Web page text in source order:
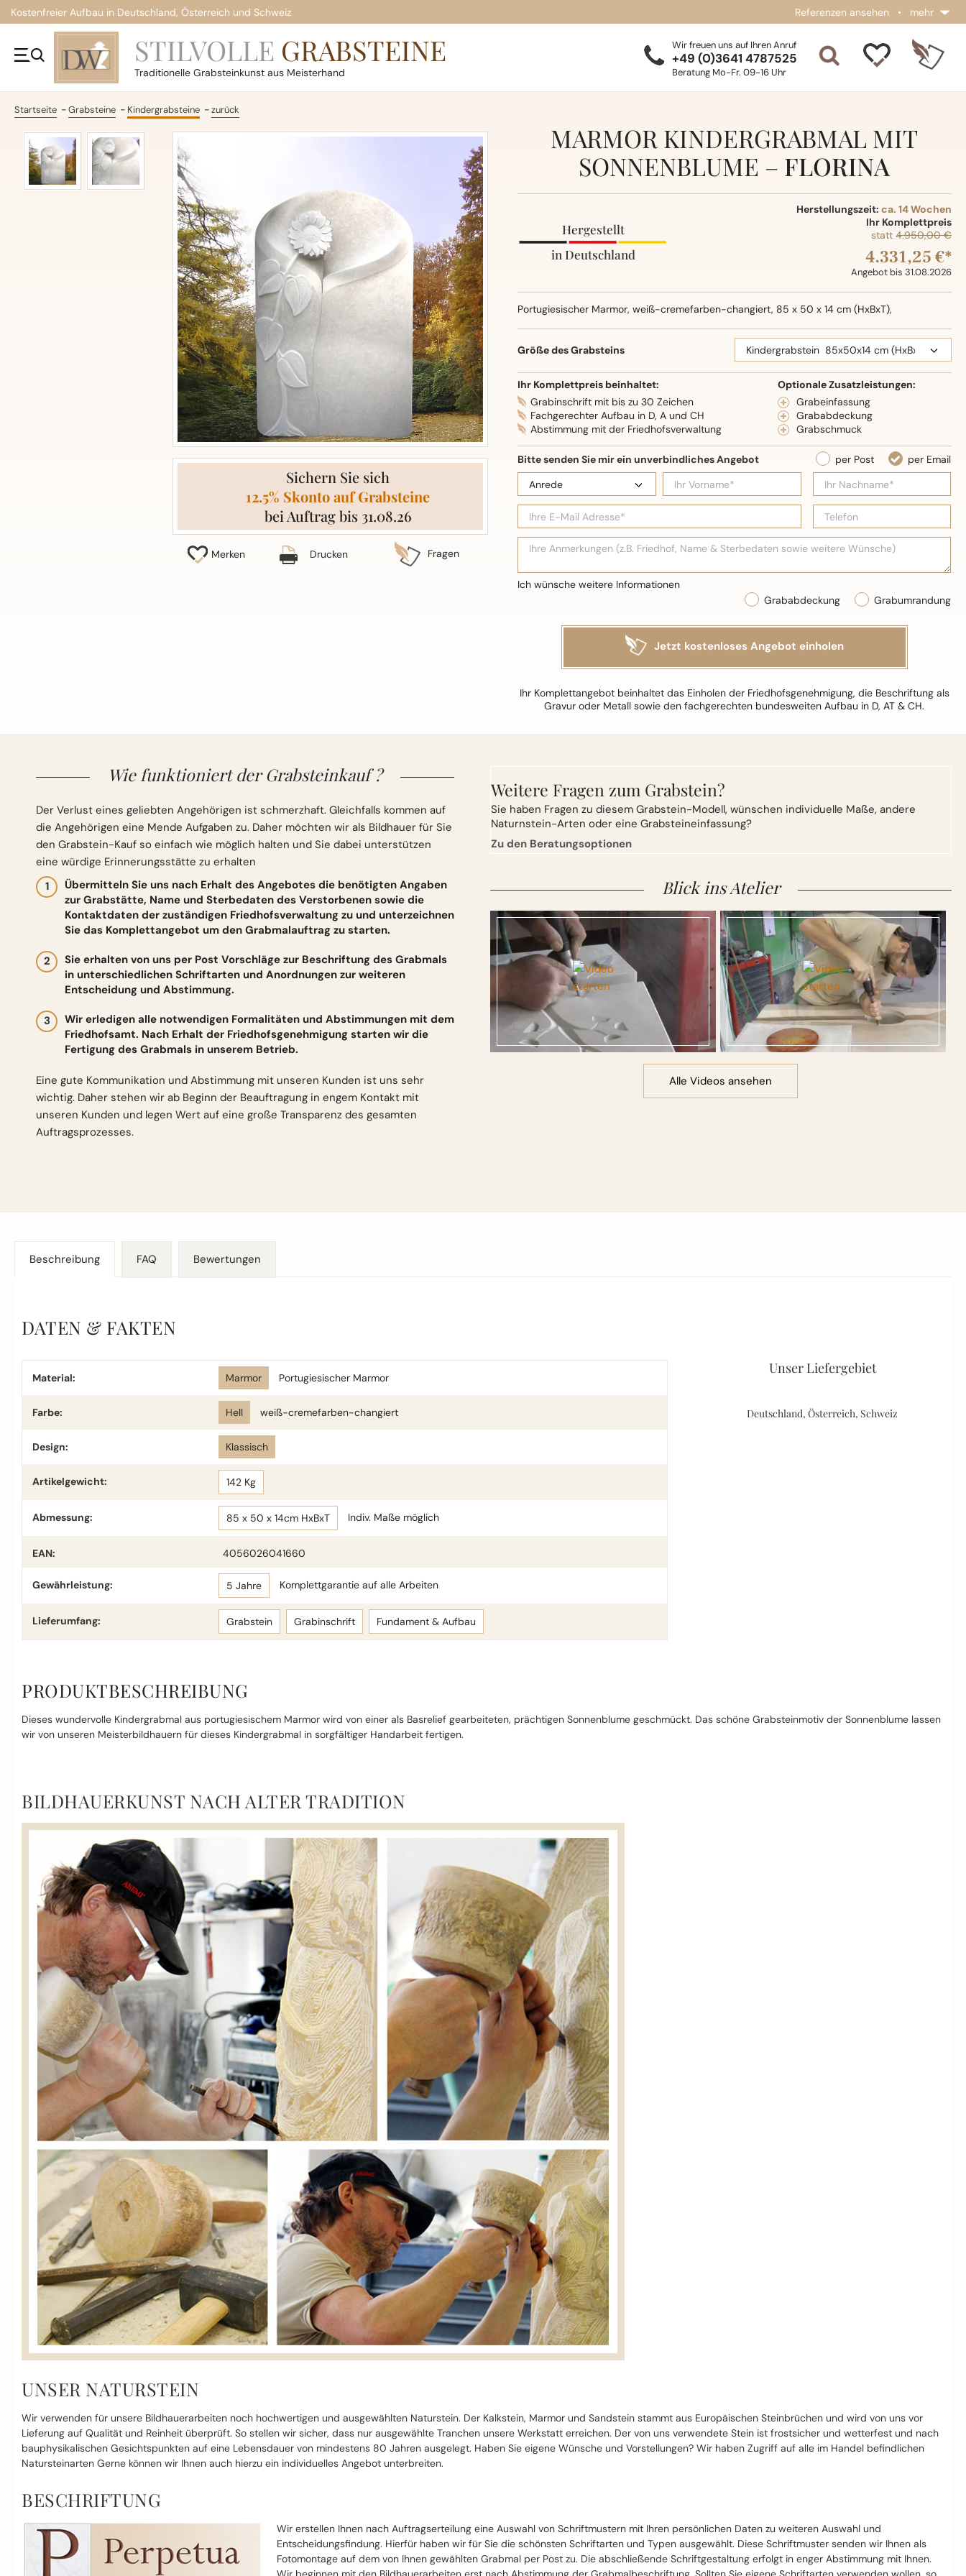
Kostenfreier Aufbau in Deutschland, Österreich und Schweiz Referenzen ansehen • mehr
STILVOLLE GRABSTEINE
Traditionelle Grabsteinkunst aus Meisterhand
Wir freuen uns auf Ihren Anruf
+49 (0)3641 4787525
Beratung Mo-Fr. 09-16 Uhr
Startseite Grabsteine Kindergrabsteine zurück
Sichern Sie sich
12.5% Skonto auf Grabsteine
bei Auftrag bis 31.08.26
Merken Drucken Fragen
MARMOR KINDERGRABMAL MIT
SONNENBLUME – FLORINA
Hergestellt
in Deutschland
Herstellungszeit: ca. 14 Wochen
Ihr Komplettpreis
statt 4.950,00 €
4.331,25 €*
Angebot bis 31.08.2026
Portugiesischer Marmor, weiß-cremefarben-changiert, 85 x 50 x 14 cm (HxBxT),
Oberflächenbearbeitung: Seidenglanz
Größe des Grabsteins
Ihr Komplettpreis beinhaltet:
Grabinschrift mit bis zu 30 Zeichen
Fachgerechter Aufbau in D, A und CH
Abstimmung mit der Friedhofsverwaltung
Optionale Zusatzleistungen:
Grabeinfassung
Grababdeckung
Grabschmuck
Grabumrandung
Grababdeckung
Ihr Komplettangebot beinhaltet das Einholen der Friedhofsgenehmigung, die Beschriftung als
Gravur oder Metall sowie den fachgerechten bundesweiten Aufbau in D, AT & CH.
Wie funktioniert der Grabsteinkauf ?
Der Verlust eines geliebten Angehörigen ist schmerzhaft. Gleichfalls kommen auf
die Angehörigen eine Mende Aufgaben zu. Daher möchten wir als Bildhauer für Sie
den Grabstein-Kauf so einfach wie möglich halten und Sie dabei unterstützen
eine würdige Erinnerungsstätte zu erhalten
Übermitteln Sie uns nach Erhalt des Angebotes die benötigten Angaben
zur Grabstätte, Name und Sterbedaten des Verstorbenen sowie die
Kontaktdaten der zuständigen Friedhofsverwaltung zu und unterzeichnen
Sie das Komplettangebot um den Grabmalauftrag zu starten.
Sie erhalten von uns per Post Vorschläge zur Beschriftung des Grabmals
in unterschiedlichen Schriftarten und Anordnungen zur weiteren
Entscheidung und Abstimmung.
Wir erledigen alle notwendigen Formalitäten und Abstimmungen mit dem
Friedhofsamt. Nach Erhalt der Friedhofsgenehmigung starten wir die
Fertigung des Grabmals in unserem Betrieb.
Eine gute Kommunikation und Abstimmung mit unseren Kunden ist uns sehr
wichtig. Daher stehen wir ab Beginn der Beauftragung in engem Kontakt mit
unseren Kunden und legen Wert auf eine große Transparenz des gesamten
Auftragsprozesses.
Weitere Fragen zum Grabstein?
Sie haben Fragen zu diesem Grabstein-Modell, wünschen individuelle Maße, andere
Naturnstein-Arten oder eine Grabsteineinfassung?
Zu den Beratungsoptionen
Blick ins Atelier
Alle Videos ansehen
Beschreibung
DATEN & FAKTEN
Material: Marmor Portugiesischer Marmor
Farbe: Hell weiß-cremefarben-changiert
Design: Klassisch
Artikelgewicht: 142 Kg
Abmessung: 85 x 50 x 14cm HxBxT Indiv. Maße möglich
EAN: 4056026041660
Gewährleistung: 5 Jahre Komplettgarantie auf alle Arbeiten
Lieferumfang: Grabstein Grabinschrift Fundament & Aufbau
Unser Liefergebiet
Deutschland, Österreich, Schweiz
PRODUKTBESCHREIBUNG
Dieses wundervolle Kindergrabmal aus portugiesischem Marmor wird von einer als Basrelief gearbeiteten, prächtigen Sonnenblume geschmückt. Das schöne Grabsteinmotiv der Sonnenblume lassen
wir von unseren Meisterbildhauern für dieses Kindergrabmal in sorgfältiger Handarbeit fertigen.
BILDHAUERKUNST NACH ALTER TRADITION
UNSER NATURSTEIN
Wir verwenden für unsere Bildhauerarbeiten noch hochwertigen und ausgewählten Naturstein. Der Kalkstein, Marmor und Sandstein stammt aus Europäischen Steinbrüchen und wird von uns vor
Lieferung auf Qualität und Reinheit überprüft. So stellen wir sicher, dass nur ausgewählte Tranchen unsere Werkstatt erreichen. Der von uns verwendete Stein ist frostsicher und wetterfest und nach
bauphysikalischen Gesichtspunkten auf eine Lebensdauer von mindestens 80 Jahren ausgelegt. Haben Sie eigene Wünsche und Vorstellungen? Wir haben Zugriff auf alle im Handel befindlichen
Natursteinarten Gerne können wir Ihnen auch hierzu ein individuelles Angebot unterbreiten.
BESCHRIFTUNG
Wir erstellen Ihnen nach Auftragserteilung eine Auswahl von Schriftmustern mit Ihren persönlichen Daten zu weiteren Auswahl und
Entscheidungsfindung. Hierfür haben wir für Sie die schönsten Schriftarten und Typen ausgewählt. Diese Schriftmuster senden wir Ihnen als
Fotomontage auf dem von Ihnen gewählten Grabmal per Post zu. Die abschließende Schriftgestaltung erfolgt in enger Abstimmung mit Ihnen.
FAQ Bewertungen